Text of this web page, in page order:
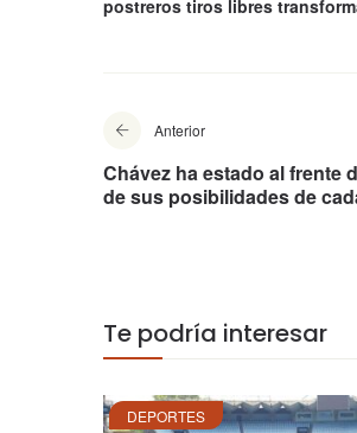
postreros tiros libres
Anterior
Chávez ha estado al frente
de sus posibilidades de
Te podría interesar
DEPORTES